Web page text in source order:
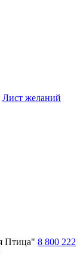
Лист желаний
Птица" 8 800 222